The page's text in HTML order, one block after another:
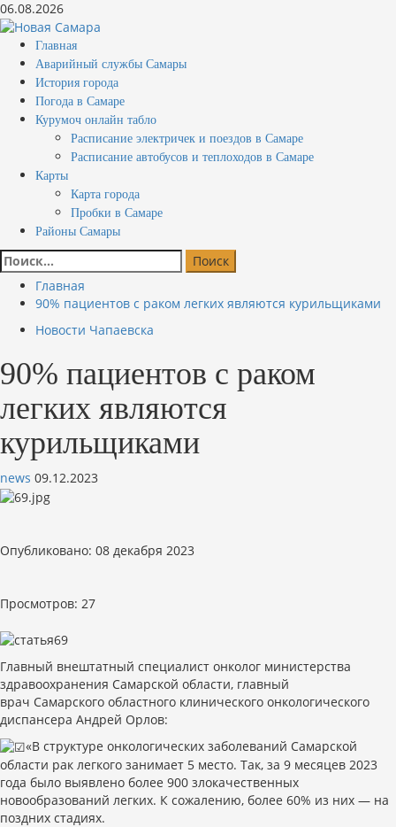
Перейти
к
содержимому
06.08.2026
Основное
меню
Главная
Аварийный службы Самары
История города
Погода в Самаре
Курумоч онлайн табло
Расписание электричек и поездов в Самаре
Расписание автобусов и теплоходов в Самаре
Карты
Карта города
Пробки в Самаре
Районы Самары
Найти:
Главная
90% пациентов с раком легких являются курильщиками
Новости Чапаевска
90% пациентов с раком
легких являются
курильщиками
news 09.12.2023
Опубликовано: 08 декабря 2023
Просмотров: 27
Главный внештатный специалист онколог министерства
здравоохранения Самарской области, главный
врач Самарского областного клинического онкологического
диспансера Андрей Орлов:
«В структуре онкологических заболеваний Самарской
области рак легкого занимает 5 место. Так, за 9 месяцев 2023
года было выявлено более 900 злокачественных
новообразований легких. К сожалению, более 60% из них — на
поздних стадиях.